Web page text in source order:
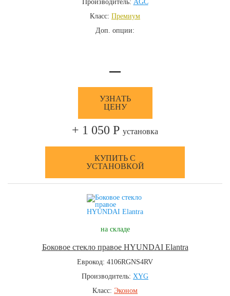
Производитель: AGC
Класс: Премиум
Доп. опции:
—
УЗНАТЬ
ЦЕНУ
+ 1 050 Р установка
КУПИТЬ С
УСТАНОВКОЙ
на складе
Боковое стекло правое HYUNDAI Elantra
Еврокод: 4106RGNS4RV
Производитель: XYG
Класс: Эконом